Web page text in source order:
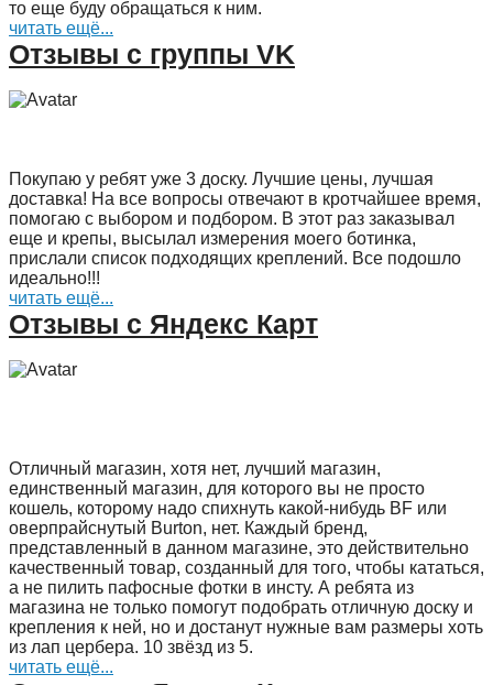
то еще буду обращаться к ним.
читать ещё...
Отзывы с группы VK
Покупаю у ребят уже 3 доску. Лучшие цены, лучшая
доставка! На все вопросы отвечают в кротчайшее время,
помогаю с выбором и подбором. В этот раз заказывал
еще и крепы, высылал измерения моего ботинка,
прислали список подходящих креплений. Все подошло
идеально!!!
читать ещё...
Отзывы с Яндекс Карт
Отличный магазин, хотя нет, лучший магазин,
единственный магазин, для которого вы не просто
кошель, которому надо спихнуть какой-нибудь BF или
оверпрайснутый Burton, нет. Каждый бренд,
представленный в данном магазине, это действительно
качественный товар, созданный для того, чтобы кататься,
а не пилить пафосные фотки в инсту. А ребята из
магазина не только помогут подобрать отличную доску и
крепления к ней, но и достанут нужные вам размеры хоть
из лап цербера. 10 звёзд из 5.
читать ещё...